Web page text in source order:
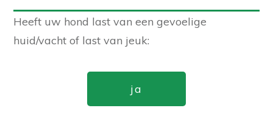
Heeft uw hond last van een gevoelige
huid/vacht of last van jeuk:
ja